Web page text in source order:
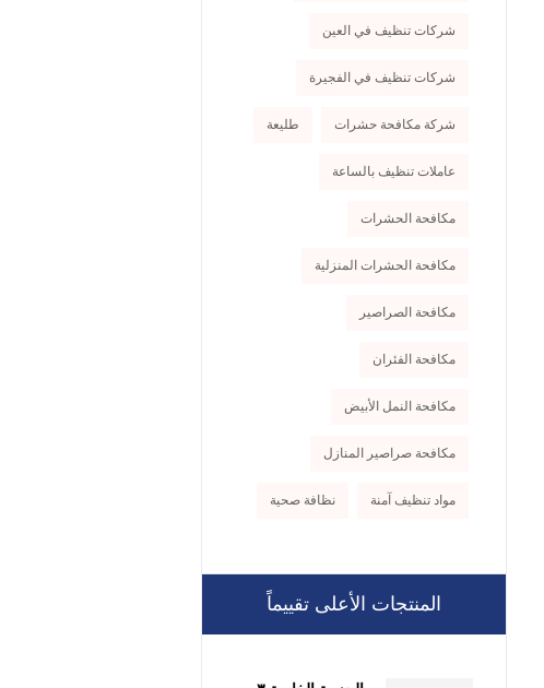
شركات تنظيف في العين
شركات تنظيف في الفجيرة
شركة مكافحة حشرات طليعة
عاملات تنظيف بالساعة
مكافحة الحشرات
مكافحة الحشرات المنزلية
مكافحة الصراصير
مكافحة الفئران
مكافحة النمل الأبيض
مكافحة صراصير المنازل
مواد تنظيف آمنة نظافة صحية
المنتجات الأعلى تقييماً